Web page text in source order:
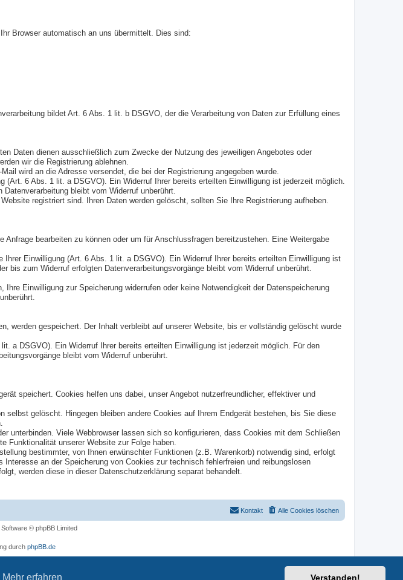
Mehr erfahren Verstanden!
Browser automatisch an uns übermittelt. Dies sind:
bildet Art. 6 Abs. 1 lit. b DSGVO, der die Verarbeitung von Daten zur Erfüllung eines
Daten dienen ausschließlich zum Zwecke der Nutzung des jeweiligen Angebotes oder
wir die Registrierung ablehnen.
wird an die Adresse versendet, die bei der Registrierung angegeben wurde.
(Art. 6 Abs. 1 lit. a DSGVO). Ein Widerruf Ihrer bereits erteilten Einwilligung ist jederzeit möglich.
bleibt vom Widerruf unberührt.
registriert sind. Ihren Daten werden gelöscht, sollten Sie Ihre Registrierung aufheben.
bearbeiten zu können oder um für Anschlussfragen bereitzustehen. Eine Weitergabe
Einwilligung (Art. 6 Abs. 1 lit. a DSGVO). Ein Widerruf Ihrer bereits erteilten Einwilligung ist
zum Widerruf erfolgten Datenverarbeitungsvorgänge bleibt vom Widerruf unberührt.
Einwilligung zur Speicherung widerrufen oder keine Notwendigkeit der Datenspeicherung
werden gespeichert. Der Inhalt verbleibt auf unserer Website, bis er vollständig gelöscht wurde
a DSGVO). Ein Widerruf Ihrer bereits erteilten Einwilligung ist jederzeit möglich. Für den
bleibt vom Widerruf unberührt.
speichert. Cookies helfen uns dabei, unser Angebot nutzerfreundlicher, effektiver und
selbst gelöscht. Hingegen bleiben andere Cookies auf Ihrem Endgerät bestehen, bis Sie diese
unterbinden. Viele Webbrowser lassen sich so konfigurieren, dass Cookies mit dem Schließen
Funktionalität unserer Website zur Folge haben.
bestimmter, von Ihnen erwünschter Funktionen (z.B. Warenkorb) notwendig sind, erfolgt
an der Speicherung von Cookies zur technisch fehlerfreien und reibungslosen
werden diese in dieser Datenschutzerklärung separat behandelt.
Alle Cookies löschen
Kontakt
© phpBB Limited
durch phpBB.de